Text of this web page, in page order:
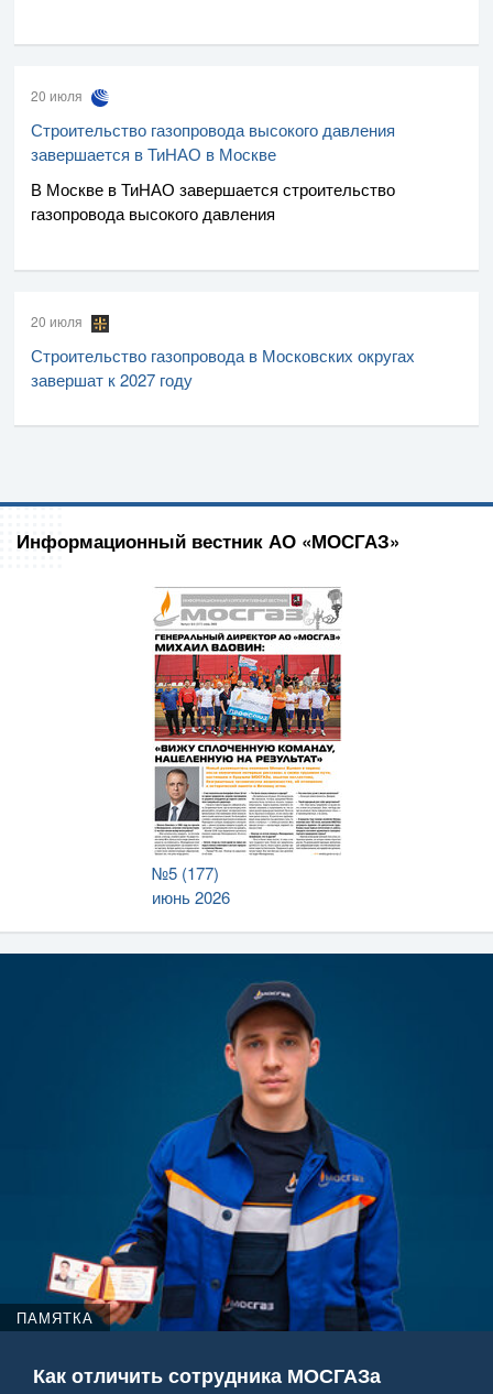
20 июля
Строительство газопровода высокого давления
завершается в ТиНАО в Москве
В Москве в ТиНАО завершается строительство
газопровода высокого давления
20 июля
Строительство газопровода в Московских округах
завершат к 2027 году
Информационный вестник АО «МОСГАЗ»
№5 (177)
июнь 2026
ПАМЯТКА
Как отличить сотрудника МОСГАЗа